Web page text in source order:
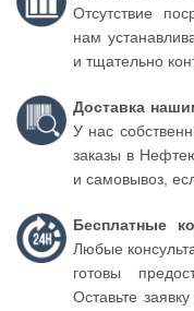
Отсутствие
нам
и тщательно
Доставка
У нас
заказы в
и самовывоз,
Бесплатные
Любые
готовы
Оставьте